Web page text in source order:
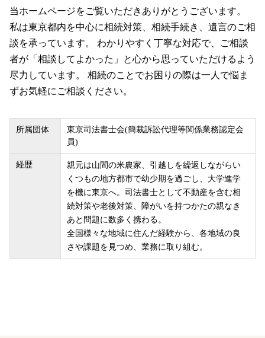
当ホームページをご覧いただきありがとうございます。
私は東京都内を中心に相続対策、相続手続き、遺言のご相
談を承っています。 わかりやすく丁寧な対応で、ご相談
者が「相談してよかった」と心から思っていただけるよう
尽力しています。 相続のことでお困りの際は一人で悩ま
ずお気軽にご相談ください。
所属団体
東京司法書士会(簡裁訴訟代理等関係業務認定会
員)
経歴
親元は山間の米農家、引越しを繰返しながらい
くつもの地方都市で幼少期を過ごし、大学進学
を機に東京へ。司法書士として不動産を含む相
続対策や老後対策、障がいを持つかたの親なき
あと問題に数多く携わる。
全国様々な地域に住んだ経験から、各地域の良
さや課題を見つめ、業務に取り組む。